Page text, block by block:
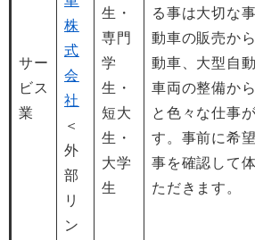
サー
ビス
業
株
式
会
社
＜
外
部
リ
ン
生・
専門
学
生・
短大
生・
大学
生
る事は大切な
動車の販売か
動車、大型自
車両の整備か
と色々な仕事
す。事前に希
事を確認して
ただきます。